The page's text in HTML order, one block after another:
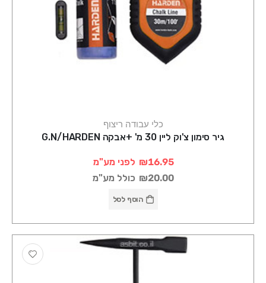
כלי עבודה ריצוף
גיר סימון צ'וק ליין 30 מ' +אבקה G.N/HARDEN
₪16.95 לפני מע"מ
₪20.00 כולל מע"מ
הוסף לסל